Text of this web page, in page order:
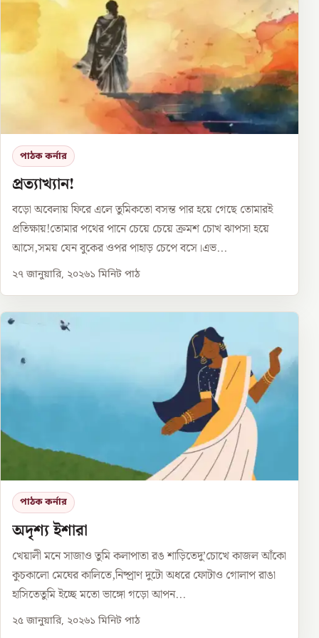
পাঠক কর্নার
প্রত্যাখ্যান!
বড়ো অবেলায় ফিরে এলে তুমিকতো বসন্ত পার হয়ে গেছে তোমারই
প্রতিক্ষায়!তোমার পথের পানে চেয়ে চেয়ে ক্রমশ চোখ ঝাপসা হয়ে
আসে,সময় যেন বুকের ওপর পাহাড় চেপে বসে।এভ...
২৭ জানুয়ারি, ২০২৬১ মিনিট পাঠ
পাঠক কর্নার
অদৃশ্য ইশারা
খেয়ালী মনে সাজাও তুমি কলাপাতা রঙ শাড়িতেদু’চোখে কাজল আঁকো
কুচকালো মেঘের কালিতে,নিষ্প্রাণ দুটো অধরে ফোটাও গোলাপ রাঙা
হাসিতেতুমি ইচ্ছে মতো ভাঙ্গো গড়ো আপন...
২৫ জানুয়ারি, ২০২৬১ মিনিট পাঠ